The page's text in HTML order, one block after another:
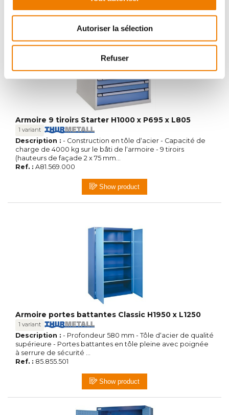
Autoriser la sélection
Refuser
Armoire 9 tiroirs Starter H1000 x P695 x L805
1 variant
Description : - Construction en tôle d‘acier - Capacité de
charge de 4000 kg sur le bâti de l‘armoire - 9 tiroirs
(hauteurs de façade 2 x 75 mm...
Ref. : A81.569.000
Show product
Armoire portes battantes Classic H1950 x L1250
1 variant
Description : - Profondeur 580 mm - Tôle d‘acier de qualité
supérieure - Portes battantes en tôle pleine avec poignée
à serrure de sécurité ...
Ref. : 85.855.501
Show product